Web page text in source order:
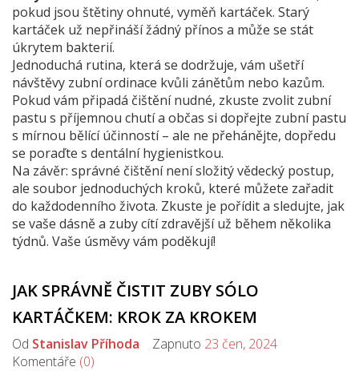
pokud jsou štětiny ohnuté, vyměň kartáček. Starý
kartáček už nepřináší žádný přínos a může se stát
úkrytem bakterií.
Jednoduchá rutina, která se dodržuje, vám ušetří
návštěvy zubní ordinace kvůli zánětům nebo kazům.
Pokud vám připadá čištění nudné, zkuste zvolit zubní
pastu s příjemnou chutí a občas si dopřejte zubní pastu
s mírnou bělící účinností – ale ne přehánějte, dopředu
se poraďte s dentální hygienistkou.
Na závěr: správné čištění není složitý vědecký postup,
ale soubor jednoduchých kroků, které můžete zařadit
do každodenního života. Zkuste je pořídit a sledujte, jak
se vaše dásně a zuby cítí zdravější už během několika
týdnů. Vaše úsměvy vám poděkují!
JAK SPRÁVNĚ ČISTIT ZUBY SÓLO
KARTÁČKEM: KROK ZA KROKEM
Od Stanislav Příhoda Zapnuto 23 čen, 2024
Komentáře (0)